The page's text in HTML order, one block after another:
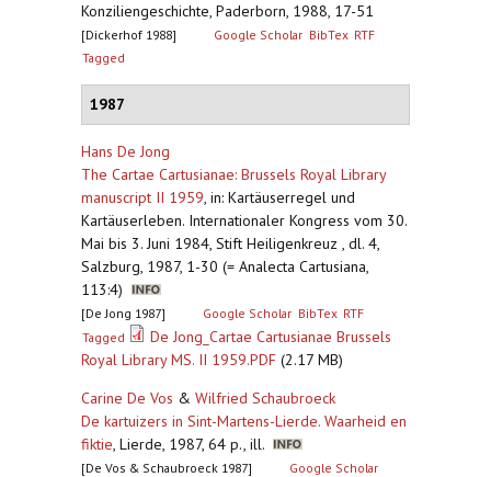
Konziliengeschichte, Paderborn, 1988, 17-51
[Dickerhof 1988] Google Scholar BibTex RTF
Tagged
1987
Hans De Jong
The Cartae Cartusianae: Brussels Royal Library
manuscript II 1959, in: Kartäuserregel und
Kartäuserleben. Internationaler Kongress vom 30.
Mai bis 3. Juni 1984, Stift Heiligenkreuz , dl. 4,
Salzburg, 1987, 1-30 (= Analecta Cartusiana,
113:4)
[De Jong 1987] Google Scholar BibTex RTF
Tagged
De Jong_Cartae Cartusianae Brussels
Royal Library MS. II 1959.PDF (2.17 MB)
Carine De Vos & Wilfried Schaubroeck
De kartuizers in Sint-Martens-Lierde. Waarheid en
fiktie, Lierde, 1987, 64 p., ill.
[De Vos & Schaubroeck 1987]
Google Scholar